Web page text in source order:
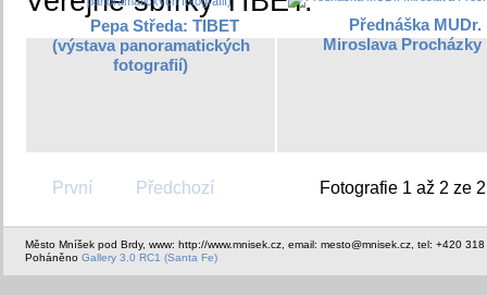
Pepa Středa: TIBET
(výstava panoramatických
fotografií)
Přednáška MUDr.
Miroslava Procházky
První Předchozí Fotografie 1 až 2 ze 2
Město Mníšek pod Brdy, www: http://www.mnisek.cz, email: mesto@mnisek.cz, tel: +420
Poháněno Gallery 3.0 RC1 (Santa Fe)